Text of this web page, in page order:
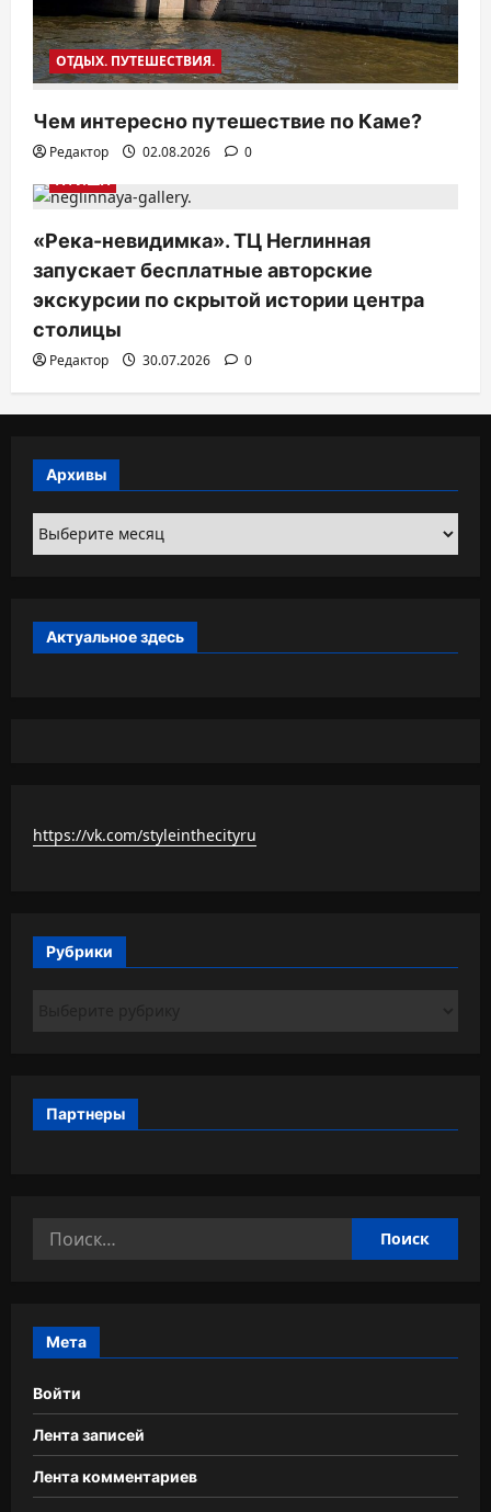
ОТДЫХ. ПУТЕШЕСТВИЯ.
Чем интересно путешествие по Каме?
Редактор 02.08.2026
0
АФИША
«Река-невидимка». ТЦ Неглинная
запускает бесплатные авторские
экскурсии по скрытой истории центра
столицы
Редактор 30.07.2026 0
Архивы
Архивы
Актуальное здесь
https://vk.com/styleinthecityru
Рубрики
Партнеры
Найти:
Мета
Войти
Лента записей
Лента комментариев